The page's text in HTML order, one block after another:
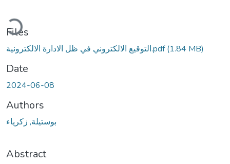
Files
التوقيع الالكتروني في ظل الادارة الالكترونية.pdf(1.84 MB)
Date
2024-06-08
Authors
بوستيلة, زكرياء
Abstract